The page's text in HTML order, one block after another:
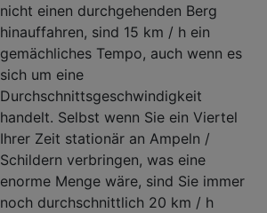
nicht einen durchgehenden Berg
hinauffahren, sind 15 km / h ein
gemächliches Tempo, auch wenn es
sich um eine
Durchschnittsgeschwindigkeit
handelt. Selbst wenn Sie ein Viertel
Ihrer Zeit stationär an Ampeln /
Schildern verbringen, was eine
enorme Menge wäre, sind Sie immer
noch durchschnittlich 20 km / h